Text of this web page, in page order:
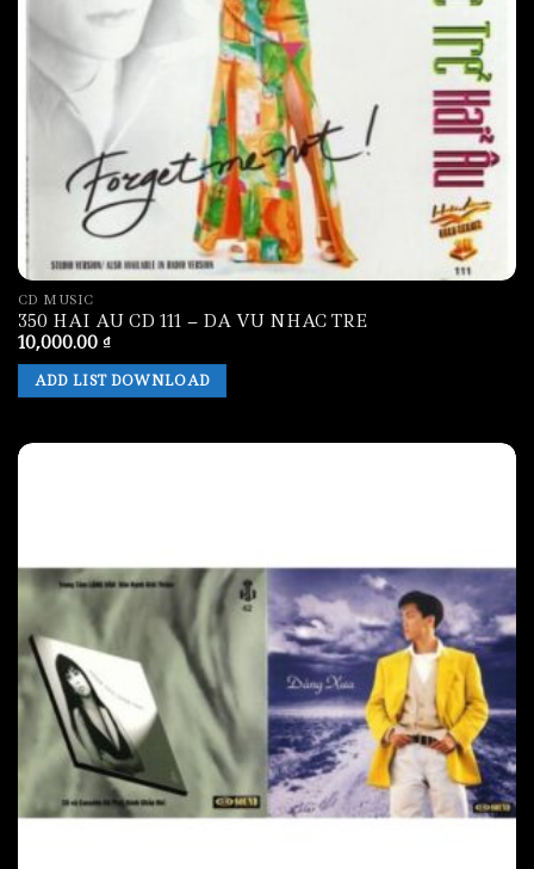
CD MUSIC
350 HAI AU CD 111 – DA VU NHAC TRE
10,000.00 ₫
ADD LIST DOWNLOAD